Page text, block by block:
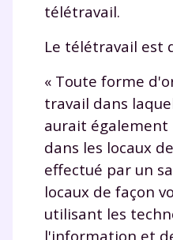
télétravail.
Le télétravail est
« Toute forme
travail dans
aurait également
dans les locaux
effectué par un
locaux de façon
utilisant les
l'information et